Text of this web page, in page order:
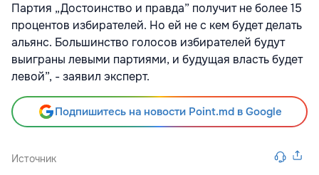
Партия „Достоинство и правда” получит не более 15
процентов избирателей. Но ей не с кем будет делать
альянс. Большинство голосов избирателей будут
выиграны левыми партиями, и будущая власть будет
левой”, - заявил эксперт.
Подпишитесь на новости Point.md в Google
Источник